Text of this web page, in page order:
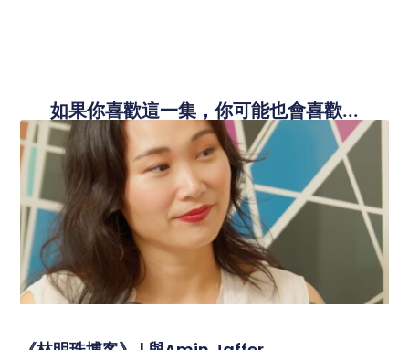
如果你喜歡這一集，你可能也會喜歡...